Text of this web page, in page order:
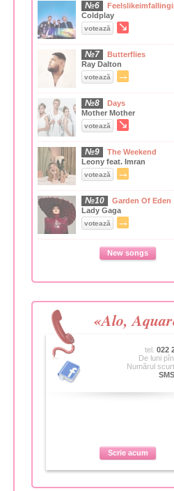
№6
Coldplay
votează ↘
№7
Butterflies
Ray Dalton
votează →
№8
Days
Mother Mother
votează ↘
№9
The Weekend
Leony feat. Imran
votează →
№10
Garden Of Eden
Lady Gaga
votează →
New songs
«Alo,
tel. 022
De luni
Numărul